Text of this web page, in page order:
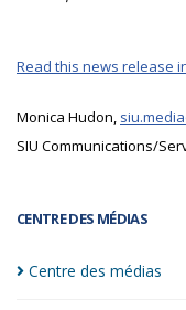
CENTRE DES MÉDIAS
Centre des médias
Read this news release
Monica Hudon,
SIU Communications/